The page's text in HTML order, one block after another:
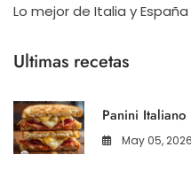
Lo mejor de Italia y
Ultimas recetas
Panini Italiano
May 05, 2026